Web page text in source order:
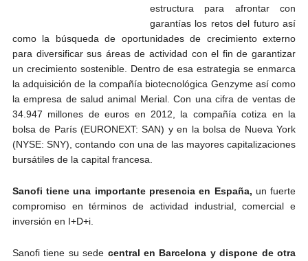
estructura para afrontar con
garantías los retos del futuro así
como la búsqueda de oportunidades de crecimiento externo
para diversificar sus áreas de actividad con el fin de garantizar
un crecimiento sostenible. Dentro de esa estrategia se enmarca
la adquisición de la compañía biotecnológica Genzyme así como
la empresa de salud animal Merial. Con una cifra de ventas de
34.947 millones de euros en 2012, la compañía cotiza en la
bolsa de París (EURONEXT: SAN) y en la bolsa de Nueva York
(NYSE: SNY), contando con una de las mayores capitalizaciones
bursátiles de la capital francesa.
Sanofi tiene una importante presencia en España, un fuerte
compromiso en términos de actividad industrial, comercial e
inversión en I+D+i.
Sanofi tiene su sede central en Barcelona y dispone de otra